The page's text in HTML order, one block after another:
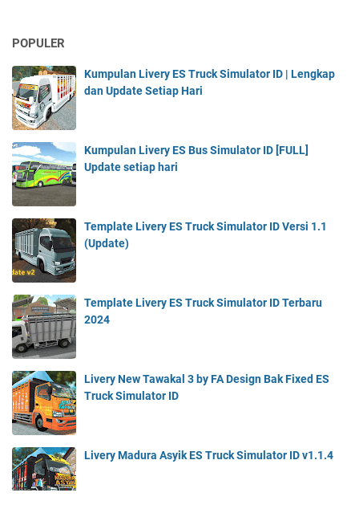
POPULER
Kumpulan Livery ES Truck Simulator ID | Lengkap
dan Update Setiap Hari
Kumpulan Livery ES Bus Simulator ID [FULL]
Update setiap hari
Template Livery ES Truck Simulator ID Versi 1.1
(Update)
Template Livery ES Truck Simulator ID Terbaru
2024
Livery New Tawakal 3 by FA Design Bak Fixed ES
Truck Simulator ID
Livery Madura Asyik ES Truck Simulator ID v1.1.4